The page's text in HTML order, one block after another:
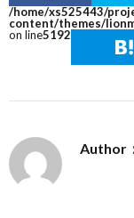
/home/xs525443/
content/themes/
on line5192
Author